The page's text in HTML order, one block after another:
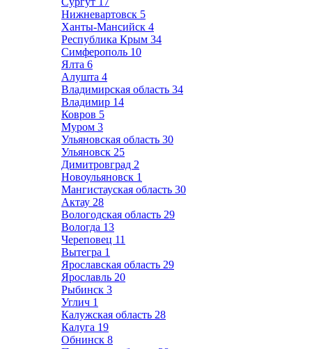
Нижневартовск 5
Ханты-Мансийск 4
Республика Крым 34
Симферополь 10
Ялта 6
Алушта 4
Владимирская область 34
Владимир 14
Ковров 5
Муром 3
Ульяновская область 30
Ульяновск 25
Димитровград 2
Новоульяновск 1
Мангистауская область 30
Актау 28
Вологодская область 29
Вологда 13
Череповец 11
Вытегра 1
Ярославская область 29
Ярославль 20
Рыбинск 3
Углич 1
Калужская область 28
Калуга 19
Обнинск 8